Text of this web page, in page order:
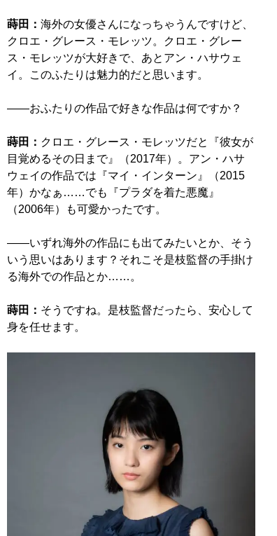
蒔田： 海外の女優さんになっちゃうんですけど、
クロエ・グレース・モレッツ。クロエ・グレー
ス・モレッツが大好きで、あとアン・ハサウェ
イ。このふたりは魅力的だと思います。
――おふたりの作品で好きな作品は何ですか？
蒔田： クロエ・グレース・モレッツだと『彼女が
目覚めるその日まで』（2017年）。アン・ハサ
ウェイの作品では『マイ・インターン』（2015
年）かなぁ……でも『プラダを着た悪魔』
（2006年）も可愛かったです。
――いずれ海外の作品にも出てみたいとか、そう
いう思いはあります？それこそ是枝監督の手掛け
る海外での作品とか……。
蒔田： そうですね。是枝監督だったら、安心して
身を任せます。